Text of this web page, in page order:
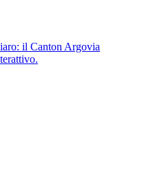
il Canton Argovia